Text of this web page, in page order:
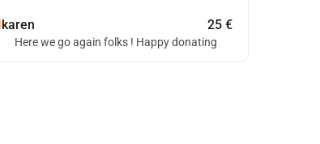
karen 25 €
Here we go again folks ! Happy donating